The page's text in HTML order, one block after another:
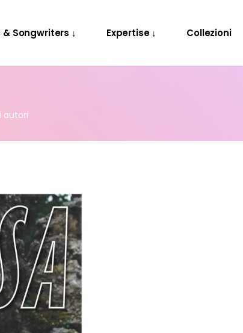
Songwriters ↓ Expertise ↓ Collezioni
autori